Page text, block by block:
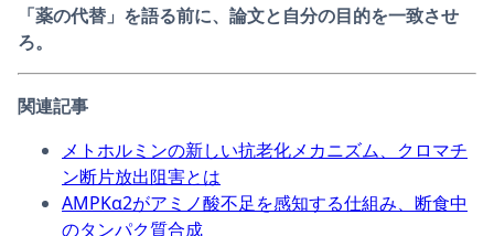
「薬の代替」を語る前に、論文と自分の目的を一致させ
ろ。
関連記事
メトホルミンの新しい抗老化メカニズム、クロマチ
ン断片放出阻害とは
AMPKα2がアミノ酸不足を感知する仕組み、断食中
のタンパク質合成